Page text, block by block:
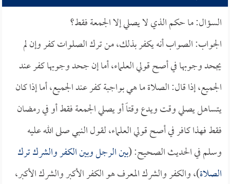
السؤال: ما حكم الذي لا يصلي إلا الجمعة فقط؟
الجواب: الصواب أنه يكفر بذلك، من ترك الصلوات كفر وإن لم
يجحد وجوبها في أصح قولي العلماء، أما إن جحد وجوبها كفر عند
الجميع، إذا قال: الصلاة ما هي بواجبة كفر عند الجميع، أما إذا كان
يتساهل يصلي وقت ويدع وقتاً أو يصلي الجمعة فقط أو في رمضان
فقط فهذا كافر في أصح قولي العلماء، لقول النبي صلى الله عليه
وسلم في الحديث الصحيح: (بين الرجل وبين الكفر والشرك ترك
الصلاة)، والكفر والشرك المعرف هو الكفر الأكبر والشرك الأكبر،